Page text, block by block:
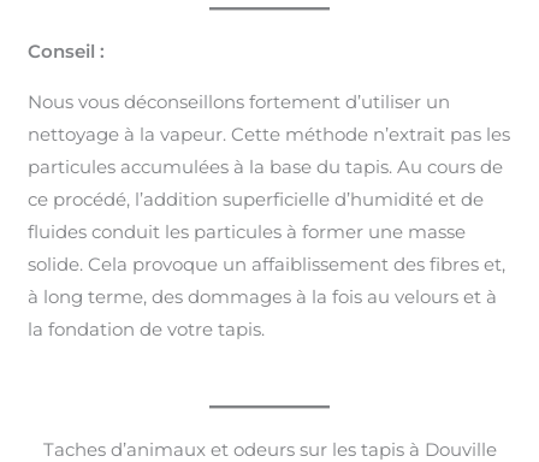
Conseil :
Nous vous déconseillons fortement d’utiliser un
nettoyage à la vapeur. Cette méthode n’extrait pas les
particules accumulées à la base du tapis. Au cours de
ce procédé, l’addition superficielle d’humidité et de
fluides conduit les particules à former une masse
solide. Cela provoque un affaiblissement des fibres et,
à long terme, des dommages à la fois au velours et à
la fondation de votre tapis.
Taches d’animaux et odeurs sur les tapis à Douville